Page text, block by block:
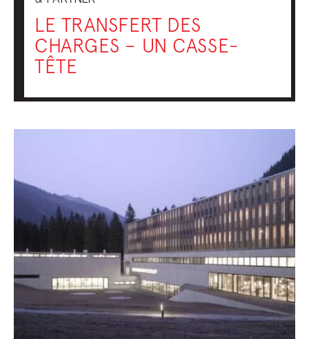
LE TRANSFERT DES
CHARGES – UN CASSE-
TÊTE